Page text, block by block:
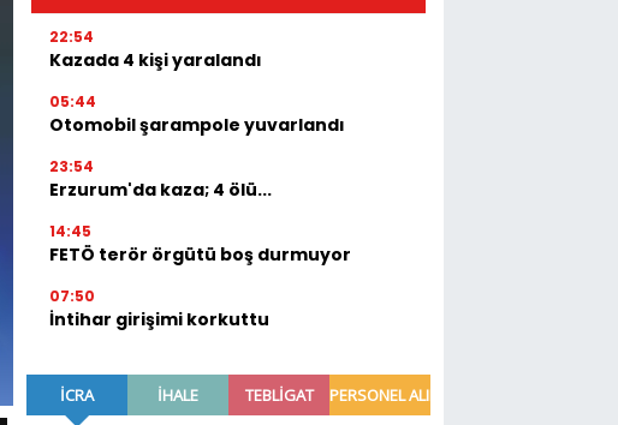
22:54
Kazada 4 kişi yaralandı
05:44
Otomobil şarampole yuvarlandı
23:54
Erzurum'da kaza; 4 ölü...
14:45
FETÖ terör örgütü boş durmuyor
07:50
İntihar girişimi korkuttu